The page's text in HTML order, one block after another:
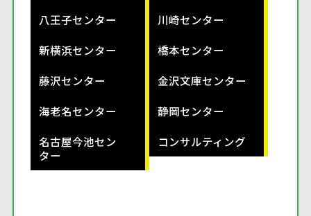
八王子センター
川崎センター
新横浜センター
橋本センター
藤沢センター
金沢文庫センター
海老名センター
静岡センター
名古屋今池セン
ター
コンサルティング